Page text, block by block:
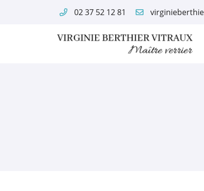
02 37 52 12 81
28400 Nogent-le-Rotrou